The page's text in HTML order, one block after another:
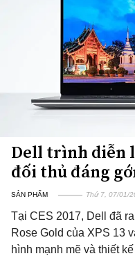
Dell trình diễn
đối thủ đáng
SẢN PHẨM Thứ 7, 07/01/
Tại CES 2017, Dell đã
Rose Gold của XPS 13
hình mạnh mẽ và thiết